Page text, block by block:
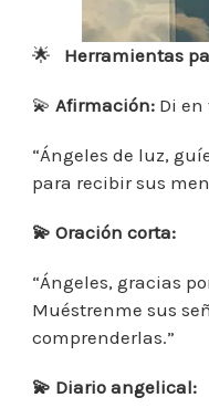
🌟 Herramientas
💫 Afirmación: Di
“Ángeles de luz,
para recibir sus
💫 Oración corta:
“Ángeles, gracias
Muéstrenme sus
comprenderlas.”
💫 Diario angelical: